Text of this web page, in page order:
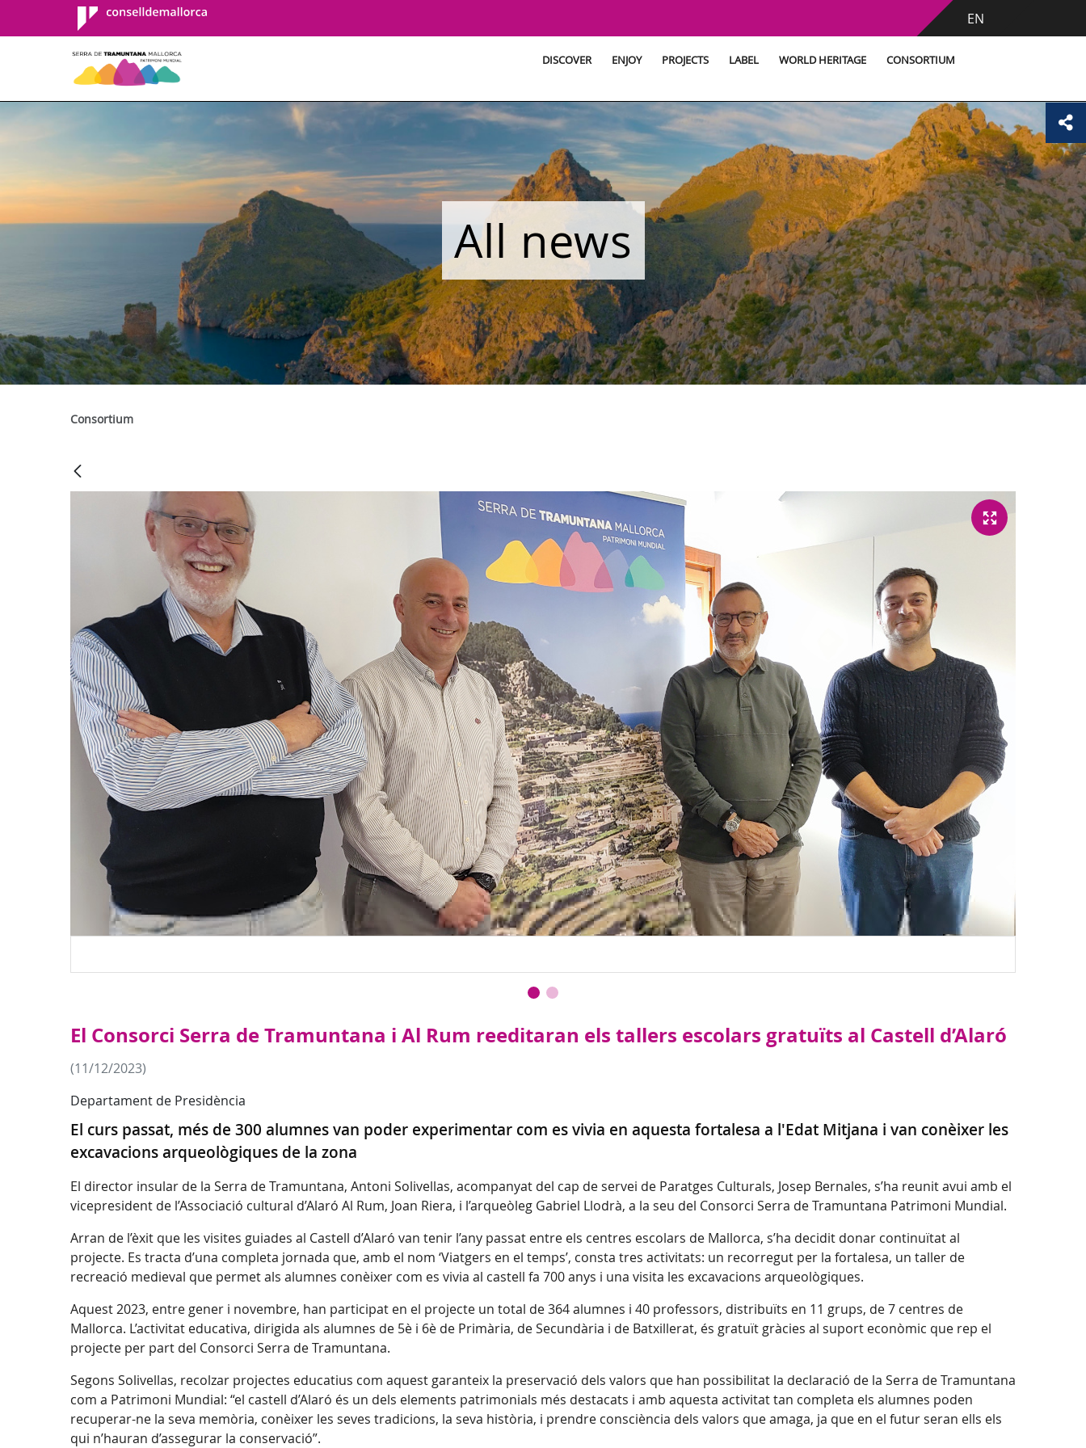
Consell de
Mallorca
EN
DISCOVER ENJOY PROJECTS LABEL WORLD HERITAGE CONSORTIUM
All news
Consortium
El Consorci Serra de Tramuntana i Al Rum reeditaran els tallers escolars gratuïts al Castell d’Alaró
(11/12/2023)
Departament de Presidència
El curs passat, més de 300 alumnes van poder experimentar com es vivia en aquesta fortalesa a l'Edat Mitjana i van conèixer les
excavacions arqueològiques de la zona
El director insular de la Serra de Tramuntana, Antoni Solivellas, acompanyat del cap de servei de Paratges Culturals, Josep Bernales, s’ha reunit avui amb el
vicepresident de l’Associació cultural d’Alaró Al Rum, Joan Riera, i l’arqueòleg Gabriel Llodrà, a la seu del Consorci Serra de Tramuntana Patrimoni Mundial.
Arran de l’èxit que les visites guiades al Castell d’Alaró van tenir l’any passat entre els centres escolars de Mallorca, s’ha decidit donar continuïtat al
projecte. Es tracta d’una completa jornada que, amb el nom ‘Viatgers en el temps’, consta tres activitats: un recorregut per la fortalesa, un taller de
recreació medieval que permet als alumnes conèixer com es vivia al castell fa 700 anys i una visita les excavacions arqueològiques.
Aquest 2023, entre gener i novembre, han participat en el projecte un total de 364 alumnes i 40 professors, distribuïts en 11 grups, de 7 centres de
Mallorca. L’activitat educativa, dirigida als alumnes de 5è i 6è de Primària, de Secundària i de Batxillerat, és gratuït gràcies al suport econòmic que rep el
projecte per part del Consorci Serra de Tramuntana.
Segons Solivellas, recolzar projectes educatius com aquest garanteix la preservació dels valors que han possibilitat la declaració de la Serra de Tramuntana
com a Patrimoni Mundial: “el castell d’Alaró és un dels elements patrimonials més destacats i amb aquesta activitat tan completa els alumnes poden
recuperar-ne la seva memòria, conèixer les seves tradicions, la seva història, i prendre consciència dels valors que amaga, ja que en el futur seran ells els
qui n’hauran d’assegurar la conservació”.